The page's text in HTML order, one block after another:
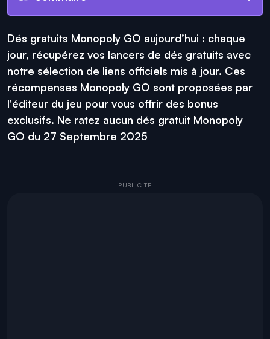
Dés gratuits Monopoly GO aujourd’hui : chaque
jour, récupérez vos lancers de dés gratuits avec
notre sélection de liens officiels mis à jour. Ces
récompenses Monopoly GO sont proposées par
l'éditeur du jeu pour vous offrir des bonus
exclusifs. Ne ratez aucun dés gratuit Monopoly
GO du 27 Septembre 2025